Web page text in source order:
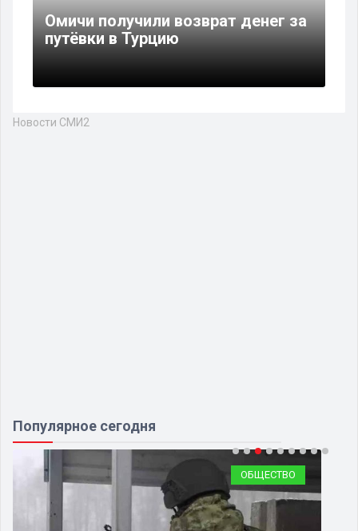
Омичи получили возврат денег за
путёвки в Турцию
Новости СМИ2
Популярное сегодня
ОБЩЕСТВО